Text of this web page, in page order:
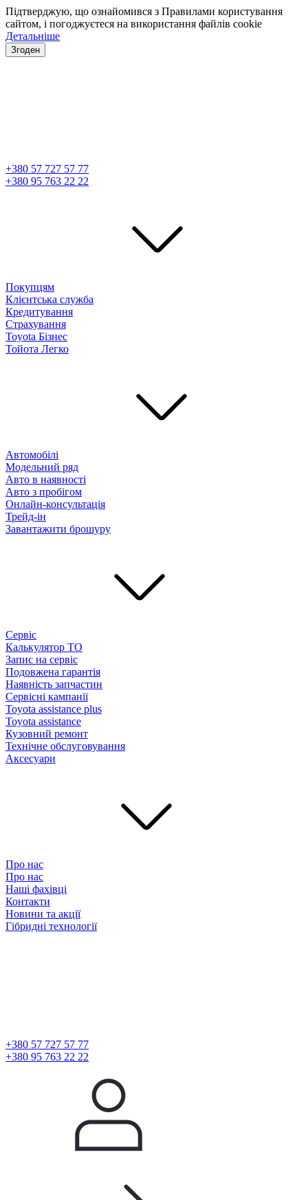
Підтверджую, що ознайомився з Правилами користування
сайтом, і погоджуєтеся на використання файлів cookie
Детальніше
Згоден
+380 57 727 57 77
+380 95 763 22 22
Покупцям
Клієнтська служба
Кредитування
Страхування
Toyota Бізнес
Тойота Легко
Автомобілі
Модельний ряд
Авто в наявності
Авто з пробігом
Онлайн-консультація
Трейд-ін
Завантажити брошуру
Сервіс
Калькулятор ТО
Запис на сервіс
Подовжена гарантія
Наявність запчастин
Сервісні кампанії
Toyota assistance plus
Toyota assistance
Кузовний ремонт
Технічне обслуговування
Аксесуари
Про нас
Про нас
Наші фахівці
Контакти
Новини та акції
Гібридні технології
+380 57 727 57 77
+380 95 763 22 22